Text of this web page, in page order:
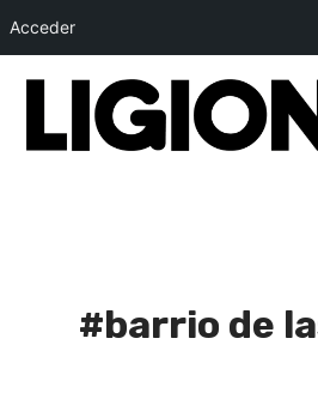
Acceder
#barrio de